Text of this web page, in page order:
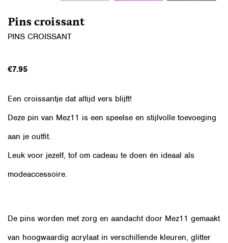
Pins croissant
PINS CROISSANT
€7.95
Een croissantje dat altijd vers blijft!
Deze pin van Mez11 is een speelse en stijlvolle toevoeging
aan je outfit.
Leuk voor jezelf, tof om cadeau te doen én ideaal als
modeaccessoire.
De pins worden met zorg en aandacht door Mez11 gemaakt
van hoogwaardig acrylaat in verschillende kleuren, glitter